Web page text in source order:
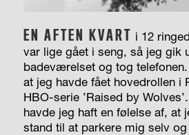
EN AFTEN KVART i 12
var lige gået i seng, så jeg gik
badeværelset og tog
at jeg havde fået hovedrollen i
HBO-serie ’Raised by
havde jeg haft en følelse af, at
stand til at parkere mig selv